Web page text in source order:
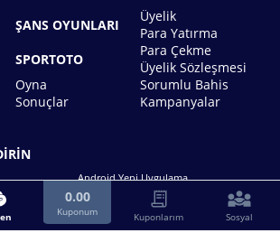
ŞANS OYUNLARI
SPORTOTO
Oyna
Sonuçlar
Üyelik
Para Yatırma
Para Çekme
Üyelik Sözleşmesi
Sorumlu Bahis
Kampanyalar
Android Yeni Uygulama
0.00
Kuponum Kuponlarım Sosyal